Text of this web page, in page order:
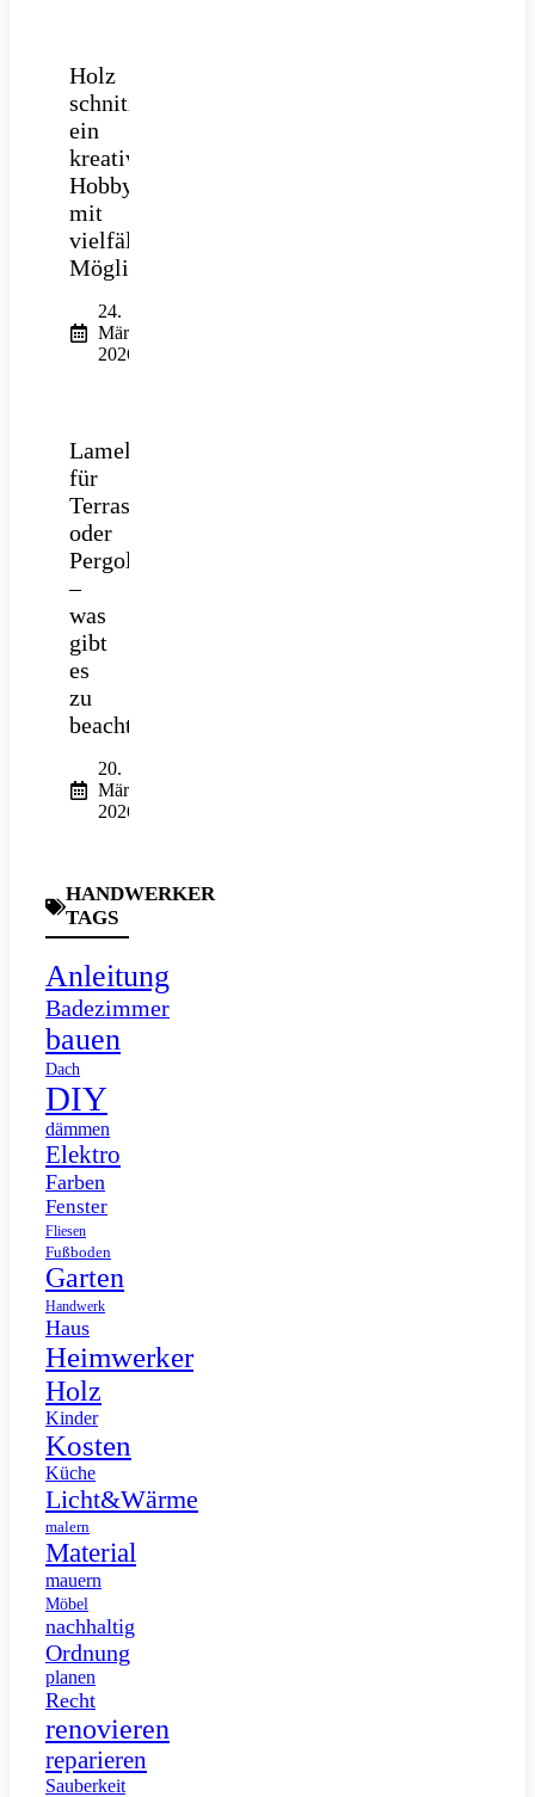
Holz
schnitzen:
ein
kreatives
Hobby
mit
vielfältigen
Möglichkeiten
24.
März
2026
Lamellendach
für
Terrasse
oder
Pergola
–
was
gibt
es
zu
beachten?
20.
März
2026
HANDWERKER
TAGS
Anleitung
Badezimmer
bauen
Dach
DIY
dämmen
Elektro
Farben
Fenster
Fliesen
Fußboden
Garten
Handwerk
Haus
Heimwerker
Holz
Kinder
Kosten
Küche
Licht&Wärme
malern
Material
mauern
Möbel
nachhaltig
Ordnung
planen
Recht
renovieren
reparieren
Sauberkeit